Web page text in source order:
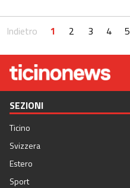
Indietro 1 2 3 4 5
SEZIONI
Ticino
Svizzera
Estero
Sport